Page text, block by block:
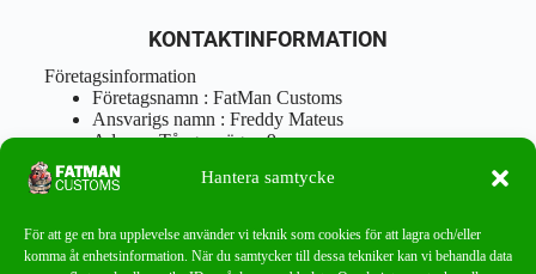
Hantera samtycke
För att ge en bra upplevelse använder vi teknik som cookies för att lagra och/eller
komma åt enhetsinformation. När du samtycker till dessa tekniker kan vi behandla data
KONTAKTINFORMATION
Företagsinformation
Företagsnamn : FatMan Customs
Ansvarigs namn : Freddy Mateus
Adress : Tångenvägen 9
Postnr : 417 46 Göteborg
Tel : 0762919666
info@fatmancustoms.se
Mån – Fre 10:00 – 18:00
Lör -11:00 – 15:00